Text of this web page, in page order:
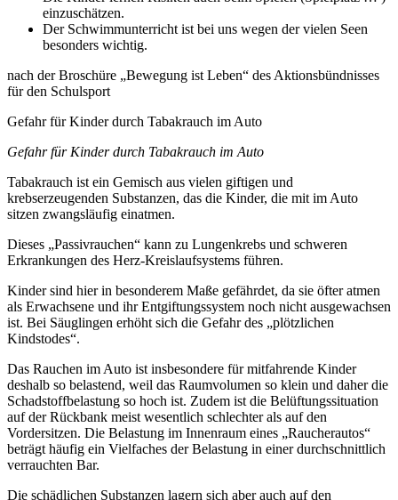
einzuschätzen.
Der Schwimmunterricht ist bei uns wegen der vielen Seen
besonders wichtig.
nach der Broschüre „Bewegung ist Leben“ des Aktionsbündnisses
für den Schulsport
Gefahr für Kinder durch Tabakrauch im Auto
Gefahr für Kinder durch Tabakrauch im Auto
Tabakrauch ist ein Gemisch aus vielen giftigen und
krebserzeugenden Substanzen, das die Kinder, die mit im Auto
sitzen zwangsläufig einatmen.
Dieses „Passivrauchen“ kann zu Lungenkrebs und schweren
Erkrankungen des Herz-Kreislaufsystems führen.
Kinder sind hier in besonderem Maße gefährdet, da sie öfter atmen
als Erwachsene und ihr Entgiftungssystem noch nicht ausgewachsen
ist. Bei Säuglingen erhöht sich die Gefahr des „plötzlichen
Kindstodes“.
Das Rauchen im Auto ist insbesondere für mitfahrende Kinder
deshalb so belastend, weil das Raumvolumen so klein und daher die
Schadstoffbelastung so hoch ist. Zudem ist die Belüftungssituation
auf der Rückbank meist wesentlich schlechter als auf den
Vordersitzen. Die Belastung im Innenraum eines „Raucherautos“
beträgt häufig ein Vielfaches der Belastung in einer durchschnittlich
verrauchten Bar.
Die schädlichen Substanzen lagern sich aber auch auf den